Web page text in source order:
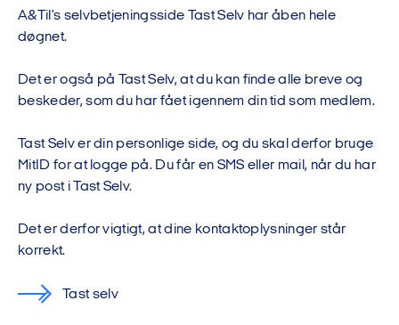
A&Til's selvbetjeningsside Tast Selv har åben hele
døgnet.
Det er også på Tast Selv, at du kan finde alle breve og
beskeder, som du har fået igennem din tid som medlem.
Tast Selv er din personlige side, og du skal derfor bruge
MitID for at logge på. Du får en SMS eller mail, når du har
ny post i Tast Selv.
Det er derfor vigtigt, at dine kontaktoplysninger står
korrekt.
Tast selv